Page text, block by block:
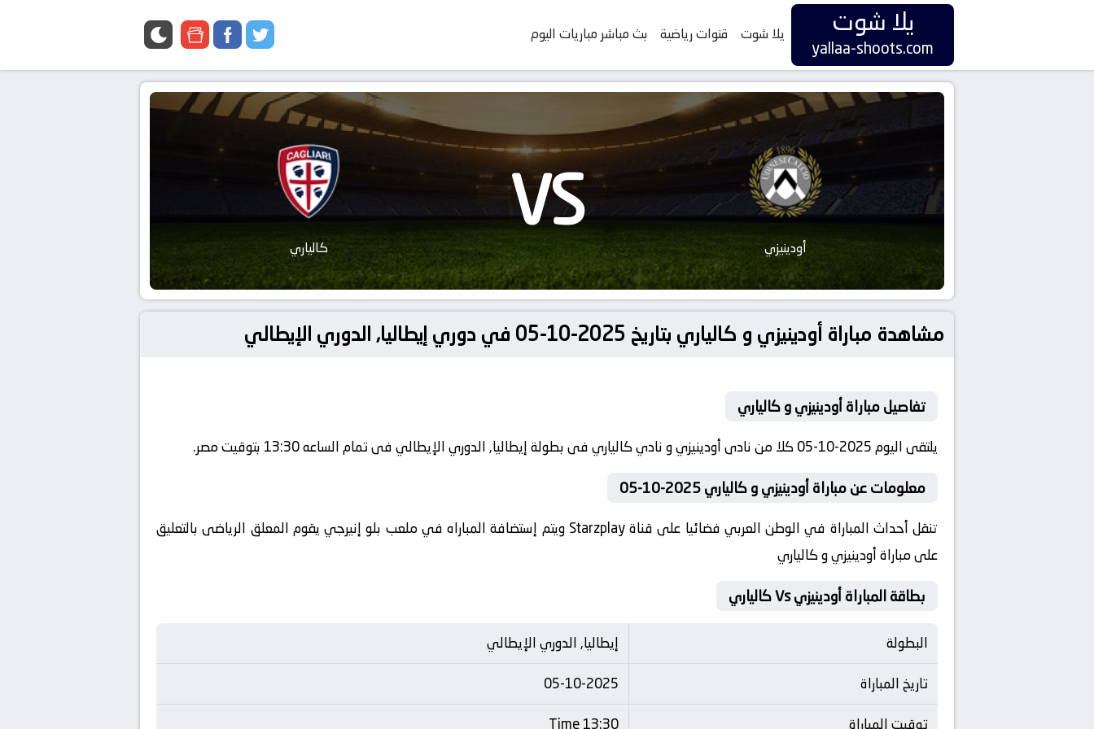
يلا شوت
yallaa-shoots.com
يلا شوت قنوات رياضية بث مباشر مباريات اليوم twitter
facebook
google
أودينيزي VS كالياري
مشاهدة مباراة أودينيزي و كالياري بتاريخ 2025-10-05 في دوري إيطاليا, الدوري الإيطالي
تفاصيل مباراة أودينيزي و كالياري
يلتقى اليوم 2025-10-05 كلا من نادى أودينيزي و نادي كالياري فى بطولة إيطاليا, الدوري الإيطالي فى تمام الساعه 13:30 بتوقيت مصر.
معلومات عن مباراة أودينيزي و كالياري 2025-10-05
تنقل أحداث المباراة في الوطن العربي فضائيا على قناة Starzplay ويتم إستضافة المباراه في ملعب بلو إنيرجي يقوم المعلق الرياضى بالتعليق
على مباراة أودينيزي و كالياري
بطاقة المباراة أودينيزي Vs كالياري
البطولة
إيطاليا, الدوري الإيطالي
تاريخ المباراة
05-10-2025
توقيت المباراة
13:30 Time